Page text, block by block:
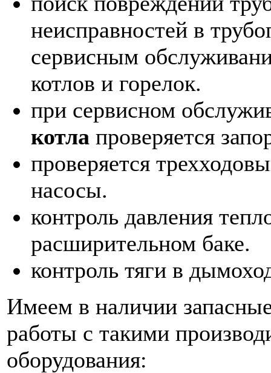
неисправностей в
сервисным
котлов и горелок.
при сервисном
котла проверяется
проверяется
насосы.
контроль давления
расширительном баке.
контроль тяги в
Имеем в наличии
работы с такими
оборудования: